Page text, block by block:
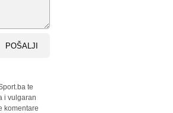
POŠALJI
te
i vulgaran
komentare